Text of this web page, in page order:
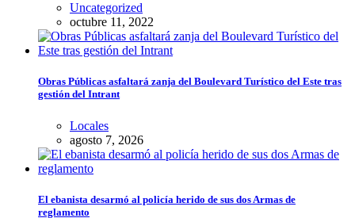
Uncategorized
octubre 11, 2022
Obras Públicas asfaltará zanja del Boulevard Turístico del Este tras
gestión del Intrant
Locales
agosto 7, 2026
El ebanista desarmó al policía herido de sus dos Armas de
reglamento